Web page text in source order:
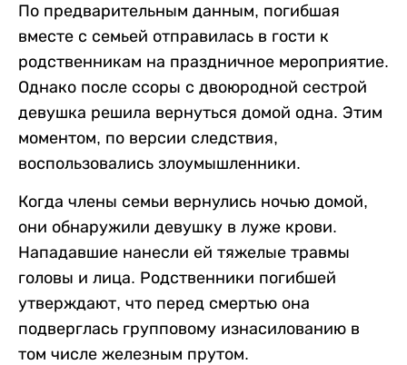
По предварительным данным, погибшая
вместе с семьей отправилась в гости к
родственникам на праздничное мероприятие.
Однако после ссоры с двоюродной сестрой
девушка решила вернуться домой одна. Этим
моментом, по версии следствия,
воспользовались злоумышленники.
Когда члены семьи вернулись ночью домой,
они обнаружили девушку в луже крови.
Нападавшие нанесли ей тяжелые травмы
головы и лица. Родственники погибшей
утверждают, что перед смертью она
подверглась групповому изнасилованию в
том числе железным прутом.